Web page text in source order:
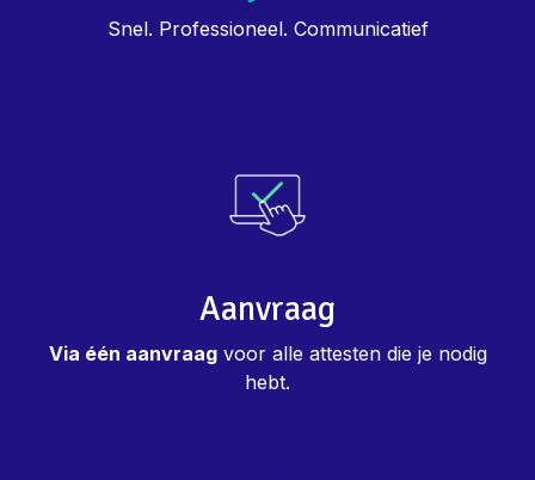
Snel. Professioneel. Communicatief
Aanvraag
Via één aanvraagvoor alle attesten die je nodig
hebt.